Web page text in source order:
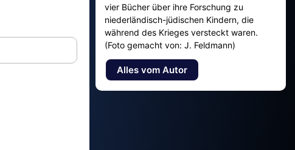
vier Bücher über ihre Forschung zu
niederländisch-jüdischen Kindern, die
während des Krieges versteckt waren.
(Foto gemacht von: J. Feldmann)
Alles vom Autor